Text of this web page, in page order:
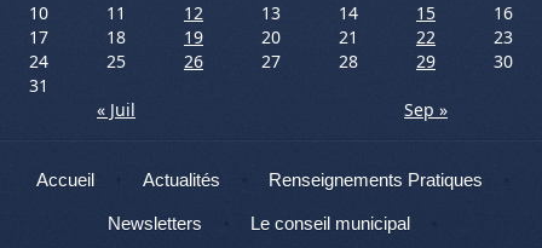
10
11 12 13 14 15
16
17
18 19 20 21 22
23
24
25 26 27 28 29
30
31
« Juil
Sep »
Menu
Aller au contenu
Accueil Actualités Renseignements Pratiques
Newsletters Le conseil municipal